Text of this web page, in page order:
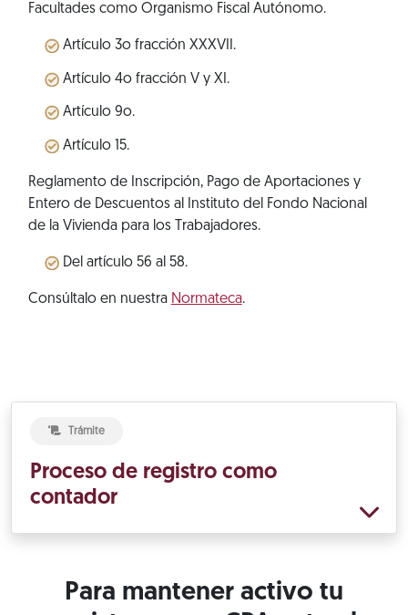
Facultades como Organismo Fiscal Autónomo.
Artículo 3o fracción XXXVII.
Artículo 4o fracción V y XI.
Artículo 9o.
Artículo 15.
Reglamento de Inscripción, Pago de Aportaciones y
Entero de Descuentos al Instituto del Fondo Nacional
de la Vivienda para los Trabajadores.
Del artículo 56 al 58.
Consúltalo en nuestra Normateca.
Trámite
Proceso de registro como
contador
Para mantener activo tu